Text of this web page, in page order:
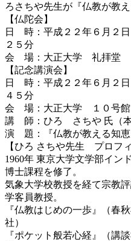
ろさちや先生が『仏教が教
【仏陀会】
日 時：平成２２年６月２
２５分
会 場：大正大学 礼拝堂
【記念講演会】
日 時：平成２２年６月２
４５分
会 場：大正大学 １０号館
講 師：ひろ さちや 氏（本
演 題：『仏教が教える知恵
【ひろ さちや先生 プロフィ
1960年 東京大学文学部イン
博士課程を修了。
気象大学校教授を経て宗教
学客員教授。
『仏教はじめの一歩』（春
社）
『ポケット般若心経』（講